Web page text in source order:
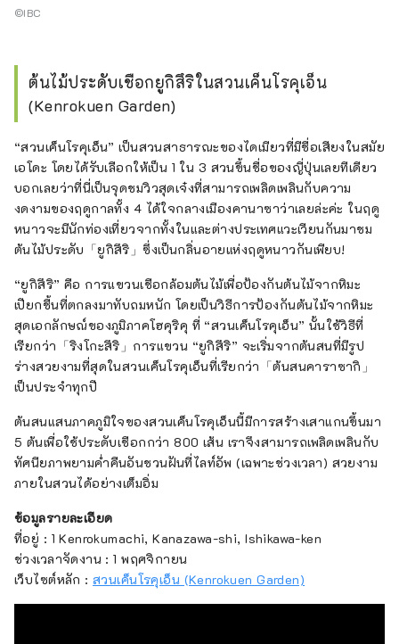
©IBC
ต้นไม้ประดับเชือกยูกิสึริในสวนเค็นโรคุเอ็น
(Kenrokuen Garden)
“สวนเค็นโรคุเอ็น” เป็นสวนสาธารณะของไดเมียวที่มีชื่อเสียงในสมัย
เอโดะ โดยได้รับเลือกให้เป็น 1 ใน 3 สวนขึ้นชื่อของญี่ปุ่นเลยทีเดียว
บอกเลยว่าที่นี่เป็นจุดชมวิวสุดเจ๋งที่สามารถเพลิดเพลินกับความ
งดงามของฤดูกาลทั้ง 4 ได้ใจกลางเมืองคานาซาว่าเลยล่ะค่ะ ในฤดู
หนาวจะมีนักท่องเที่ยวจากทั้งในและต่างประเทศแวะเวียนกันมาชม
ต้นไม้ประดับ「ยูกิสึริ」ซึ่งเป็นกลิ่นอายแห่งฤดูหนาวกันเพียบ!
“ยูกิสึริ” คือ การแขวนเชือกล้อมต้นไม้เพื่อป้องกันต้นไม้จากหิมะ
เปียกชื้นที่ตกลงมาทับถมหนัก โดยเป็นวิธีการป้องกันต้นไม้จากหิมะ
สุดเอกลักษณ์ของภูมิภาคโฮคุริคุ ที่ “สวนเค็นโรคุเอ็น” นั้นใช้วิธีที่
เรียกว่า「ริงโกะสึริ」การแขวน “ยูกิสึริ” จะเริ่มจากต้นสนที่มีรูป
ร่างสวยงามที่สุดในสวนเค็นโรคุเอ็นที่เรียกว่า「ต้นสนคาราซากิ」
เป็นประจำทุกปี
ต้นสนแสนภาคภูมิใจของสวนเค็นโรคุเอ็นนี้มีการสร้างเสาแกนขึ้นมา
5 ต้นเพื่อใช้ประดับเชือกกว่า 800 เส้น เราจึงสามารถเพลิดเพลินกับ
ทัศนียภาพยามค่ำคืนอันชวนฝันที่ไลท์อัพ (เฉพาะช่วงเวลา) สวยงาม
ภายในสวนได้อย่างเต็มอิ่ม
ข้อมูลรายละเอียด
ที่อยู่ : 1 Kenrokumachi, Kanazawa-shi, Ishikawa-ken
ช่วงเวลาจัดงาน : 1 พฤศจิกายน
เว็บไซต์หลัก :สวนเค็นโรคุเอ็น (Kenrokuen Garden)